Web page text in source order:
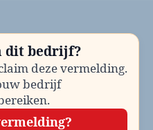
dit bedrijf?
deze vermelding.
bedrijf